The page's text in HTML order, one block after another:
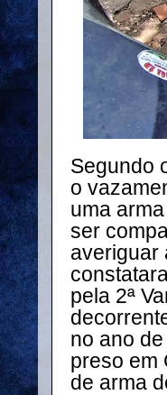
Segundo
o
uma
ser
averiguar
pela 2ª
no ano
preso em
de arma